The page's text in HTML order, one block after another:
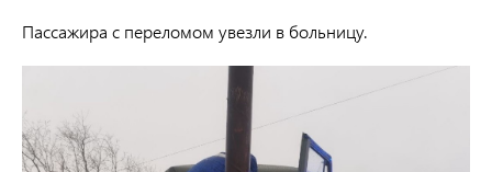
Пассажира с переломом увезли в больницу.